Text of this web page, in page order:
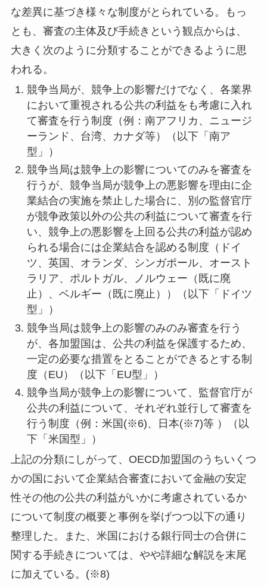
な差異に基づき様々な制度がとられている。もっ
とも、審査の主体及び手続きという観点からは、
大きく次のように分類することができるように思
われる。
競争当局が、競争上の影響だけでなく、各業界
において重視される公共の利益をも考慮に入れ
て審査を行う制度（例：南アフリカ、ニュージ
ーランド、台湾、カナダ等）（以下「南ア
型」）
競争当局は競争上の影響についてのみを審査を
行うが、競争当局が競争上の悪影響を理由に企
業結合の実施を禁止した場合に、別の監督官庁
が競争政策以外の公共の利益について審査を行
い、競争上の悪影響を上回る公共の利益が認め
られる場合には企業結合を認める制度（ドイ
ツ、英国、オランダ、シンガポール、オースト
ラリア、ポルトガル、ノルウェー（既に廃
止）、ベルギー（既に廃止））（以下「ドイツ
型」）
競争当局は競争上の影響のみのみ審査を行う
が、各加盟国は、公共の利益を保護するため、
一定の必要な措置をとることができるとする制
度（EU）（以下「EU型」）
競争当局が競争上の影響について、監督官庁が
公共の利益について、それぞれ並行して審査を
行う制度（例：米国(※6)、日本(※7)等 ）（以
下「米国型」）
上記の分類にしがって、OECD加盟国のうちいくつ
かの国において企業結合審査において金融の安定
性その他の公共の利益がいかに考慮されているか
について制度の概要と事例を挙げつつ以下の通り
整理した。また、米国における銀行同士の合併に
関する手続きについては、やや詳細な解説を末尾
に加えている。(※8)